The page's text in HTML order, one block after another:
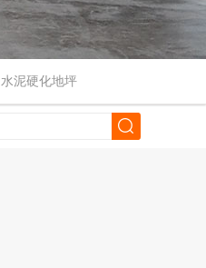
水泥硬化地坪